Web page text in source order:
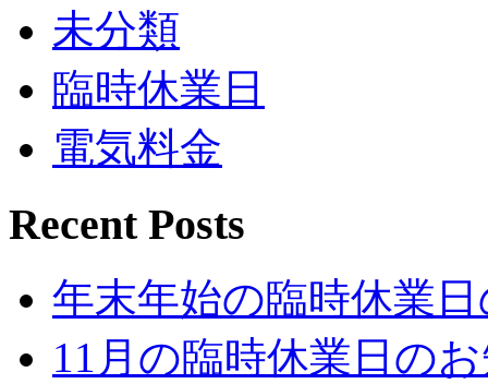
未分類
臨時休業日
電気料金
Recent Posts
年末年始の臨時休業
11月の臨時休業日の